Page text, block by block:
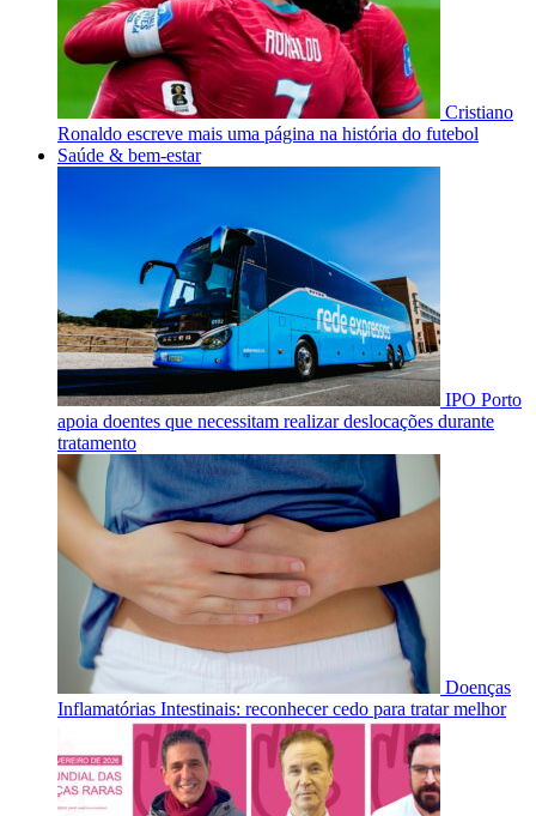
Cristiano
Ronaldo escreve mais uma página na história do futebol
Saúde & bem-estar
IPO Porto
apoia doentes que necessitam realizar deslocações durante
tratamento
Doenças
Inflamatórias Intestinais: reconhecer cedo para tratar melhor